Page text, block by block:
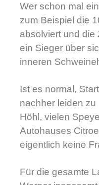
Wer schon mal
zum Beispiel die
absolviert und die
ein Sieger über
inneren
Ist es normal,
nachher leiden
Höhl, vielen
Autohauses
eigentlich keine
Für die gesamte